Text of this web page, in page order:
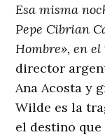
Esa misma
Pepe Cibrian
Hombre», en
director
Ana Acosta y
Wilde es la
el destino